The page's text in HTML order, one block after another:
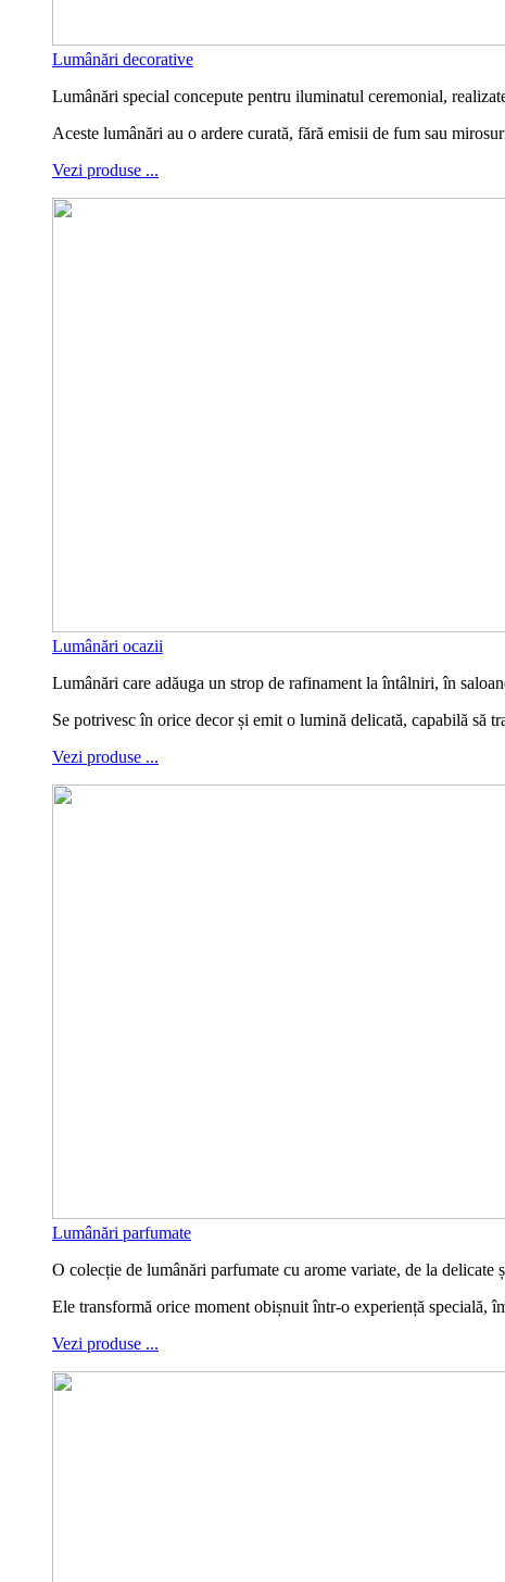
Lumânări decorative
Lumânări special concepute pentru iluminatul ceremonial,
Aceste lumânări au o ardere curată, fără emisii de fum sau
Vezi produse ...
Lumânări ocazii
Lumânări care adăuga un strop de rafinament la întâlniri, în
Se potrivesc în orice decor și emit o lumină delicată, capabilă să
Vezi produse ...
Lumânări parfumate
O colecție de lumânări parfumate cu arome variate, de la delicate
Ele transformă orice moment obișnuit într-o experiență specială,
Vezi produse ...